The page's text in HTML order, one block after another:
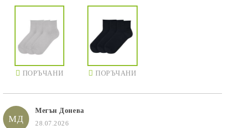
ПОРЪЧАНИ ПОРЪЧАНИ
МД
Мегън Донева
28.07.2026